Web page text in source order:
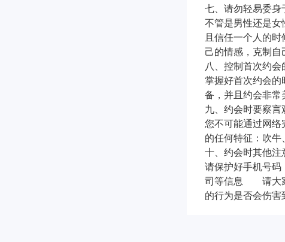
七、请勿轻易委身
不管是男性还是女
且信任一个人的
己的情感，克制自
八、控制首次约
掌握好首次约会的
备，并且约会非常
九、约会时要察言
您不可能通过网络
的任何特征：吹牛
十、约会时其他注
请保护好手机号码
司等信息 请大家
的行为是否会伤害